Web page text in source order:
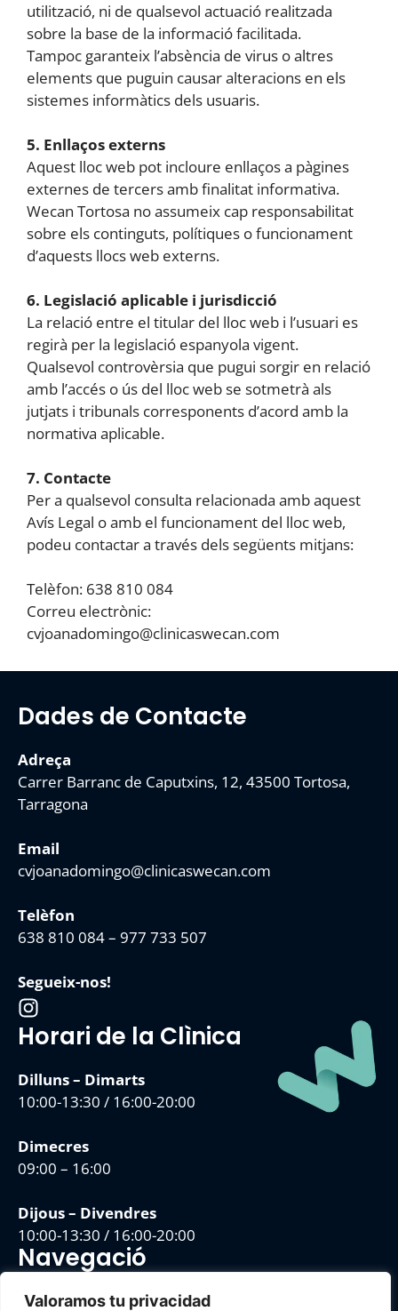
Valoramos tu privacidad
utilització, ni de qualsevol actuació realitzada
sobre la base de la informació facilitada.
Tampoc garanteix l’absència de virus o altres
elements que puguin causar alteracions en els
sistemes informàtics dels usuaris.
5. Enllaços externs
Aquest lloc web pot incloure enllaços a pàgines
externes de tercers amb finalitat informativa.
Wecan Tortosa no assumeix cap responsabilitat
sobre els continguts, polítiques o funcionament
d’aquests llocs web externs.
6. Legislació aplicable i jurisdicció
La relació entre el titular del lloc web i l’usuari es
regirà per la legislació espanyola vigent.
Qualsevol controvèrsia que pugui sorgir en relació
amb l’accés o ús del lloc web se sotmetrà als
jutjats i tribunals corresponents d’acord amb la
normativa aplicable.
7. Contacte
Per a qualsevol consulta relacionada amb aquest
Avís Legal o amb el funcionament del lloc web,
podeu contactar a través dels següents mitjans:
Telèfon: 638 810 084
Correu electrònic:
cvjoanadomingo@clinicaswecan.com
Dades de Contacte
Adreça
Carrer Barranc de Caputxins, 12, 43500 Tortosa,
Tarragona
Email
cvjoanadomingo@clinicaswecan.com
Telèfon
638 810 084– 977 733 507
Segueix-nos!
Horari de la Clìnica
Dilluns – Dimarts
10:00-13:30 / 16:00-20:00
Dimecres
09:00 – 16:00
Dijous – Divendres
10:00-13:30 / 16:00-20:00
Navegació
Avís Legal